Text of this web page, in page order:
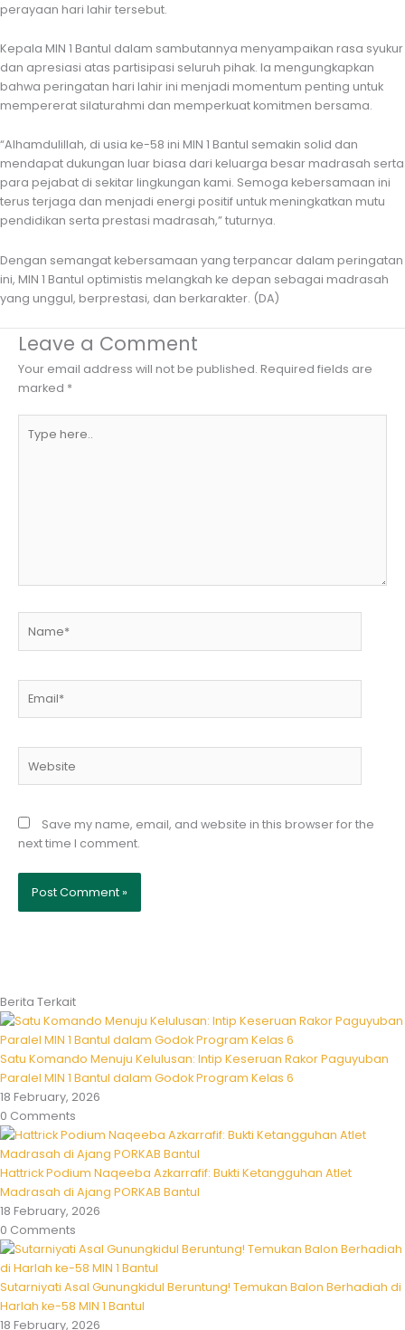
perayaan hari lahir tersebut.
Kepala MIN 1 Bantul dalam sambutannya menyampaikan rasa syukur
dan apresiasi atas partisipasi seluruh pihak. Ia mengungkapkan
bahwa peringatan hari lahir ini menjadi momentum penting untuk
mempererat silaturahmi dan memperkuat komitmen bersama.
“Alhamdulillah, di usia ke-58 ini MIN 1 Bantul semakin solid dan
mendapat dukungan luar biasa dari keluarga besar madrasah serta
para pejabat di sekitar lingkungan kami. Semoga kebersamaan ini
terus terjaga dan menjadi energi positif untuk meningkatkan mutu
pendidikan serta prestasi madrasah,” tuturnya.
Dengan semangat kebersamaan yang terpancar dalam peringatan
ini, MIN 1 Bantul optimistis melangkah ke depan sebagai madrasah
yang unggul, berprestasi, dan berkarakter. (DA)
Leave a Comment
Your email address will not be published. Required fields are
marked *
here..
Save my name, email, and website in this browser for the
next time I comment.
Berita Terkait
Satu Komando Menuju Kelulusan: Intip Keseruan Rakor Paguyuban
Paralel MIN 1 Bantul dalam Godok Program Kelas 6
18 February, 2026
0 Comments
Hattrick Podium Naqeeba Azkarrafif: Bukti Ketangguhan Atlet
Madrasah di Ajang PORKAB Bantul
18 February, 2026
0 Comments
Sutarniyati Asal Gunungkidul Beruntung! Temukan Balon Berhadiah di
Harlah ke-58 MIN 1 Bantul
18 February, 2026